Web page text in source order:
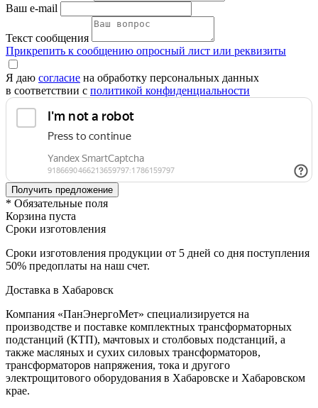
Ваш e-mail
Текст сообщения
Прикрепить к сообщению опросный лист или реквизиты
Я даю согласие на обработку персональных данных
в соответствии с политикой конфиденциальности
* Обязательные поля
Корзина пуста
Сроки изготовления
Сроки изготовления продукции от 5 дней со дня поступления
50% предоплаты на наш счет.
Доставка в Хабаровск
Компания «ПанЭнергоМет» специализируется на
производстве и поставке комплектных трансформаторных
подстанций (КТП), мачтовых и столбовых подстанций, а
также масляных и сухих силовых трансформаторов,
трансформаторов напряжения, тока и другого
электрощитового оборудования в Хабаровске и Хабаровском
крае.